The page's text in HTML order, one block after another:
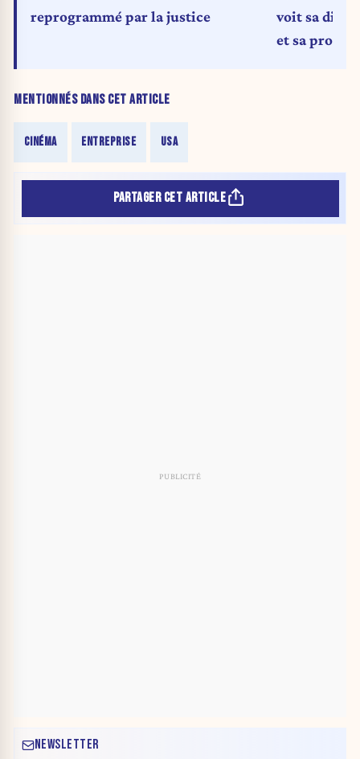
MENTIONNÉS DANS CET ARTICLE
CINÉMA ENTREPRISE USA
reprogrammé par la justice
voit sa
et sa
PARTAGER CET ARTICLE
NEWSLETTER